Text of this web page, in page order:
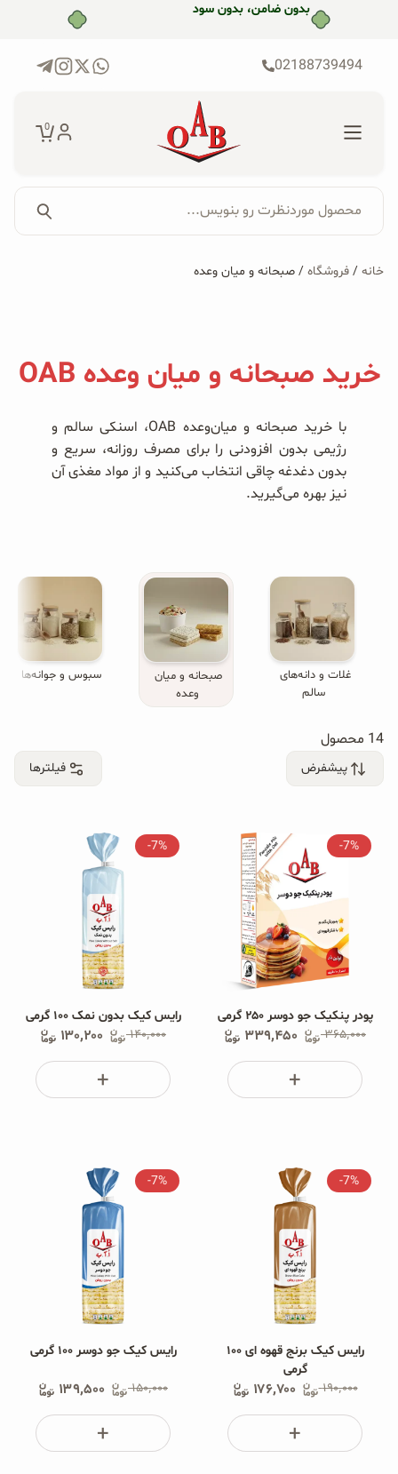
بدون ضامن، بدون سود
02188739494
0
برای:
جستجو...
پکیج‌ها
پودر کیک جو دوسر
شیرین کننده های طبیعی
کینوا
ترشی و شور
چاشنی‌ها و سرکه‌‌ها
رایس کیک
صبحانه و میان وعده
سبوس و جوانه‌ها
پک سلامتی OAB
کتاب‌های OAB
وبلاگ
محصول موردنظرت رو بنویس...
خانه / فروشگاه / صبحانه و میان وعده
خرید صبحانه و میان وعده OAB
با خرید صبحانه و میان‌وعده OAB، اسنکی سالم و
رژیمی بدون افزودنی را برای مصرف روزانه، سریع و
بدون دغدغه چاقی انتخاب می‌کنید و از مواد مغذی آن
نیز بهره می‌گیرید.
سالم
وعده
سبوس و جوانه‌ها
14 محصول
پیشفرض فیلترها
-7%
پودر پنکیک جو دوسر ۲۵۰ گرمی
۳۶۵٬۰۰۰
۳۳۹٬۴۵۰
-7%
رایس کیک بدون نمک ۱۰۰ گرمی
۱۴۰٬۰۰۰
۱۳۰٬۲۰۰
-7%
رایس کیک برنج قهوه ای ۱۰۰
گرمی
۱۹۰٬۰۰۰
۱۷۶٬۷۰۰
-7%
رایس کیک جو دوسر ۱۰۰ گرمی
۱۵۰٬۰۰۰ ۱۳۹٬۵۰۰